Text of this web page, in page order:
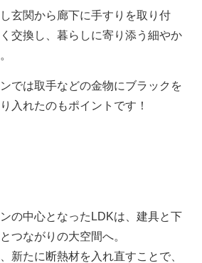
玄関から廊下に手すりを取り付
交換し、暮らしに寄り添う細やか
では取手などの金物にブラックを
入れたのもポイントです！
の中心となったLDKは、建具と下
つながりの大空間へ。
新たに断熱材を入れ直すことで、